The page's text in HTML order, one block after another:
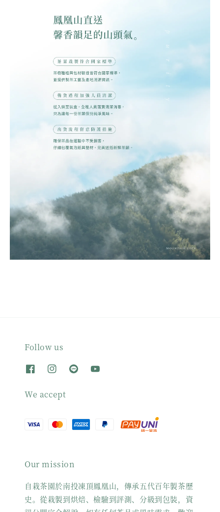
Follow us
We accept
Our mission
自栽茶園於南投凍頂鳳凰山，傳承五代百年製茶歷
史。從栽製到烘焙、檢驗到評測、分級到包裝，資